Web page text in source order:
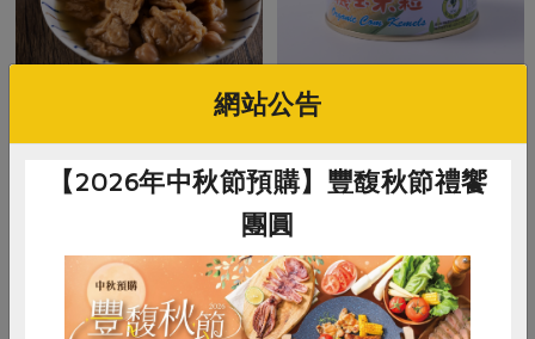
常溫
青葉食品工業股份有限公司
120公克(含固形量70公克)
全素 常溫
$34
網站公告
【2026年中秋節預購】豐馥秋節禮饗
團圓